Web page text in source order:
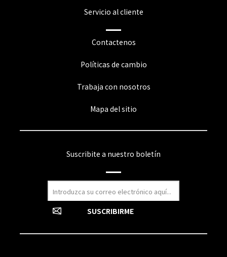
Servicio al cliente
Contactenos
Políticas de cambio
Trabaja con nosotros
Mapa del sitio
Suscribite a nuestro boletín